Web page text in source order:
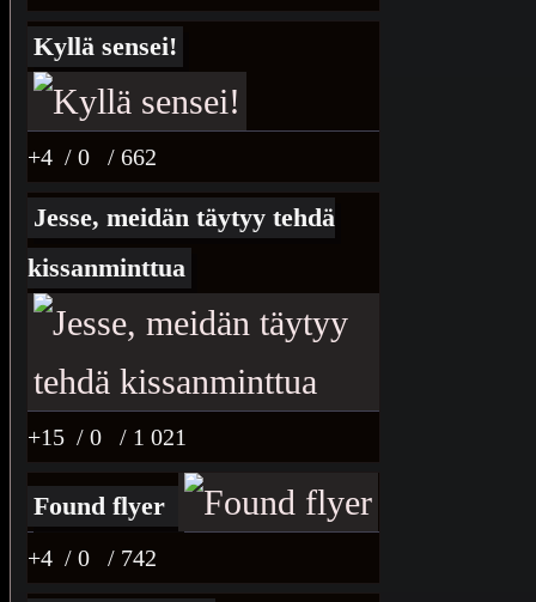
Kyllä sensei!
+4 / 0 / 662
Jesse, meidän täytyy tehdä
kissanminttua
+15 / 0 / 1 021
Found flyer
+4 / 0 / 742